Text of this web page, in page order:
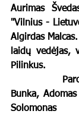
Aurimas
"Vilnius -
Algirdas
laidų vedėjas,
Pilinkus.
Bunka,
Solomonas